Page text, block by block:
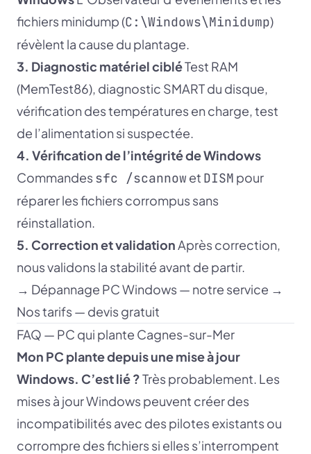
fichiers minidump (C:\Windows\Minidump)
révèlent la cause du plantage.
3. Diagnostic matériel cibléTest RAM
(MemTest86), diagnostic SMART du disque,
vérification des températures en charge, test
de l’alimentation si suspectée.
4. Vérification de l’intégrité de Windows
Commandessfc /scannow et DISM pour
réparer les fichiers corrompus sans
réinstallation.
5. Correction et validationAprès correction,
nous validons la stabilité avant de partir.
→ Dépannage PC Windows — notre service →
Nos tarifs — devis gratuit
FAQ — PC qui plante Cagnes-sur-Mer
Mon PC plante depuis une mise à jour
Windows. C’est lié ?Très probablement. Les
mises à jour Windows peuvent créer des
incompatibilités avec des pilotes existants ou
corrompre des fichiers si elles s’interrompent